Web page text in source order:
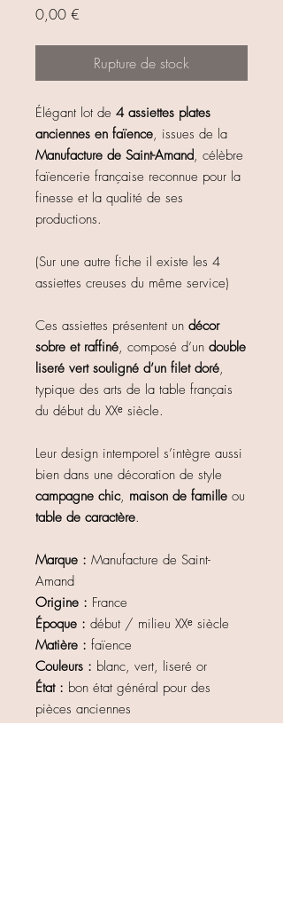
0,00 €
Rupture de stock
Élégant lot de 4 assiettes plates
anciennes en faïence, issues de la
Manufacture de Saint-Amand, célèbre
faïencerie française reconnue pour la
finesse et la qualité de ses
productions.
(Sur une autre fiche il existe les 4
assiettes creuses du même service)
Ces assiettes présentent un décor
sobre et raffiné, composé d’un double
liseré vert souligné d’un filet doré,
typique des arts de la table français
du début du XXᵉ siècle.
Leur design intemporel s’intègre aussi
bien dans une décoration de style
campagne chic, maison de famille ou
table de caractère.
Marque : Manufacture de Saint-
Amand
Origine : France
Époque : début / milieu XXᵉ siècle
Matière : faïence
Couleurs : blanc, vert, liseré or
État : bon état général pour des
pièces anciennes